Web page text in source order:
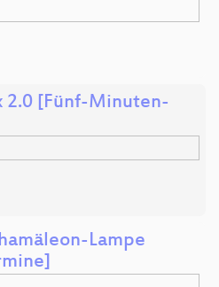
2.0 [Fünf-Minuten-
Lampe